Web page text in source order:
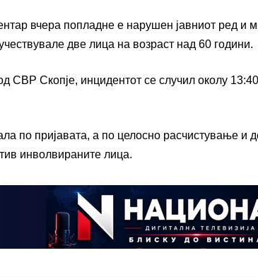
вчера попладне е нарушен јавниот ред и
две лица на возраст над 60 години.
СВР Скопје, инцидентот се случил околу
по пријавата, а по целосно расчистување и
инволвираните лица.